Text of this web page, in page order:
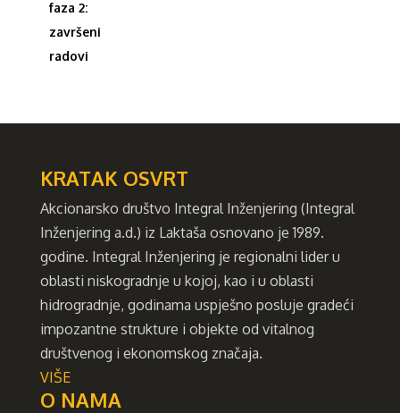
KRATAK OSVRT
Akcionarsko društvo Integral Inženjering (Integral
Inženjering a.d.) iz Laktaša osnovano je 1989.
godine. Integral Inženjering je regionalni lider u
oblasti niskogradnje u kojoj, kao i u oblasti
hidrogradnje, godinama uspješno posluje gradeći
impozantne strukture i objekte od vitalnog
društvenog i ekonomskog značaja.
VIŠE
O NAMA